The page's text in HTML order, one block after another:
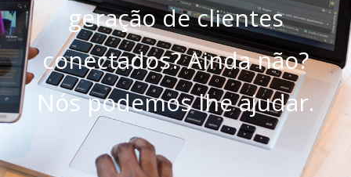
geração de clientes
conectados? Ainda não?
Nós podemos lhe ajudar.